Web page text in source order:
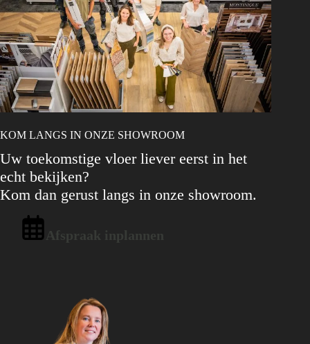
KOM LANGS IN ONZE SHOWROOM
Uw toekomstige vloer liever eerst in het
echt bekijken?
Kom dan gerust langs in onze showroom.
Afspraak inplannen